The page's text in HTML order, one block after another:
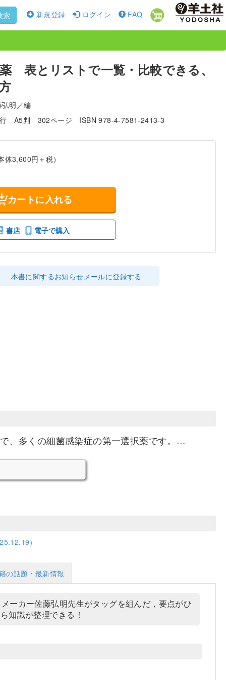
新規登録 ログイン FAQ
索
表とリストで一覧・比較できる、
明／編
A5判 302ページ ISBN 978-4-7581-2413-3
体3,600円＋税）
カートに入れる
書店 電子で購入
本書に関するお知らせメールに登録する
、多くの細菌感染症の第一選択薬です。…
）
の話題・最新情報
ーカー佐藤弘明先生がタッグを組んだ，要点がひ
知識が整理できる！